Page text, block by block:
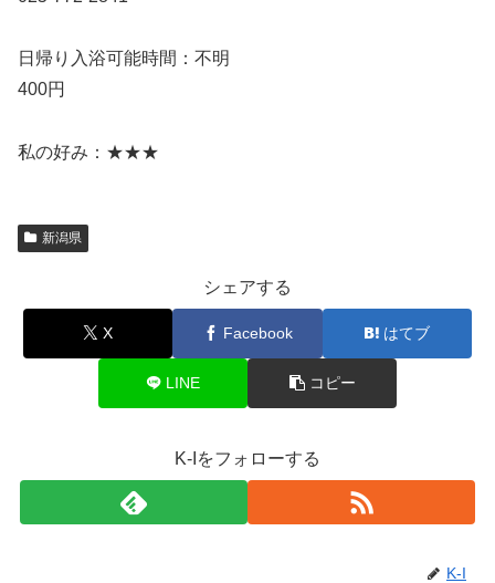
日帰り入浴可能時間：不明
400円
私の好み：★★★
新潟県
シェアする
X Facebook はてブ
LINE コピー
K-Iをフォローする
K-I